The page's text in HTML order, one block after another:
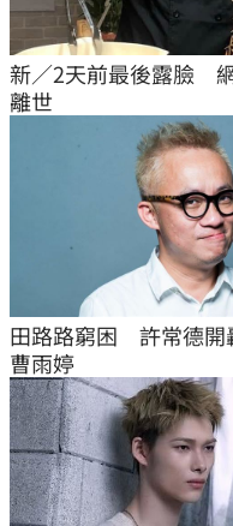
新／2天前最後露臉　
離世
田路路窮困　許常德
曹雨婷